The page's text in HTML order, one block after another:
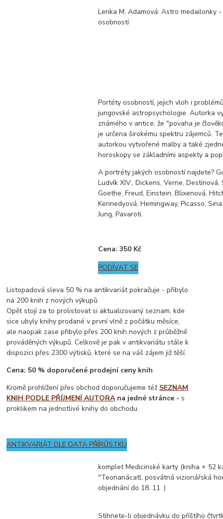
Lenka M. Adamová: Astro medailonky
osobností
Portéty osobností, jejich vloh i
jungovské astropsychologie. Autorka
známého v antice, že "povaha je
je určena širokému spektru zájemců.
autorkou vytvořené malby a také
horoskopy se základními aspekty a
A portréty jakých osobností najdete?
Ludvík XIV., Dickens, Verne,
Goethe, Freud, Einstein, Blixenová,
Kennedyová, Hemingway, Picasso,
Jung, Pavaroti.
Cena: 350 Kč
PODÍVAT SE
Listopadová sleva 50 % na antikvariát pokračuje - přibylo
na 200 knih z nových výkupů
Opět stojí za to prolistovat si aktualizovaný seznam, kde
sice ubyly knihy prodané v první vlně z počátku měsíce,
ale naopak zase přibylo přes 200 knih nových z průběžně
prováděných výkupů. Celkově je pak v antikvariátu stále k
dispozici přes 2300 výtisků, které se na váš zájem již těší.
Cena: 50 % doporučené prodejní ceny knih
Kromě prohlížení přes obchod doporučujeme též SEZNAM
KNIH PODLE PŘÍJMENÍ AUTORAna jedné stránce - s
proklikem na jednotlivé knihy do obchodu.
ANTIKVARIÁT DLE DATA PŘÍRŮSTKU
komplet Medicinské karty (kniha + 52
"Teonanácatl, posvátná vizionářská
objednání do 18. 11. )
Stihnete-li objednávku do příštího